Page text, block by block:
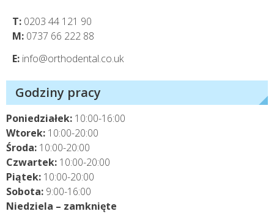
T: 0203 44 121 90
M: 0737 66 222 88
E: info@orthodental.co.uk
Godziny pracy
Poniedziałek: 10:00-16:00
Wtorek: 10:00-20:00
Środa: 10:00-20:00
Czwartek: 10:00-20:00
Piątek: 10:00-20:00
Sobota: 9:00-16:00
Niedziela – zamknięte